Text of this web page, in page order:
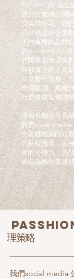
PASSHION 成立
致力於數碼公關
交媒體公司。我
的目標是結合策
不同規模的品牌
的social media
的團隊由市場策
與數據分析人員
社交種子投放、
輿情監測、危機
社交媒體宣傳擴
透過長期且有系
我們social
交媒體推廣由短
的品牌資產。這
牌的公信力，也
廣成為推動業務
PASSHION
理策略
我們social media